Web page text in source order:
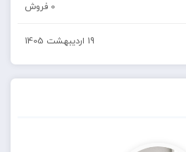
0 فروش
19 اردیبهشت 1405